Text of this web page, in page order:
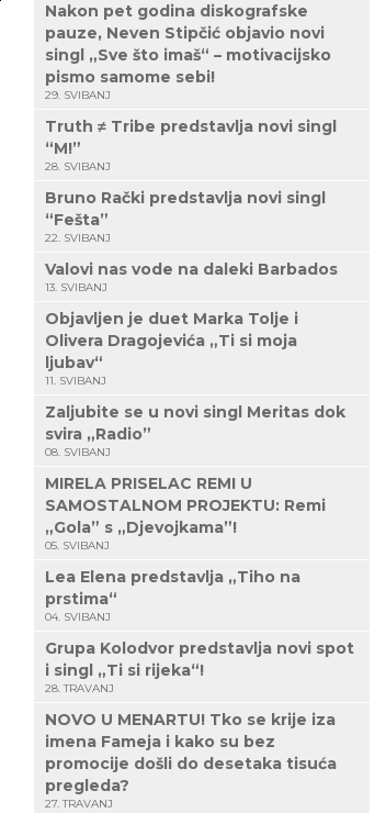
Nakon pet godina diskografske
pauze, Neven Stipčić objavio novi
singl „Sve što imaš“ – motivacijsko
pismo samome sebi!
29. SVIBANJ
Truth ≠ Tribe predstavlja novi singl
“M!”
28. SVIBANJ
Bruno Rački predstavlja novi singl
“Fešta”
22. SVIBANJ
Valovi nas vode na daleki Barbados
13. SVIBANJ
Objavljen je duet Marka Tolje i
Olivera Dragojevića „Ti si moja
ljubav“
11. SVIBANJ
Zaljubite se u novi singl Meritas dok
svira „Radio”
08. SVIBANJ
MIRELA PRISELAC REMI U
SAMOSTALNOM PROJEKTU: Remi
„Gola” s „Djevojkama”!
05. SVIBANJ
Lea Elena predstavlja „Tiho na
prstima“
04. SVIBANJ
Grupa Kolodvor predstavlja novi spot
i singl „Ti si rijeka“!
28. TRAVANJ
NOVO U MENARTU! Tko se krije iza
imena Fameja i kako su bez
promocije došli do desetaka tisuća
pregleda?
27. TRAVANJ